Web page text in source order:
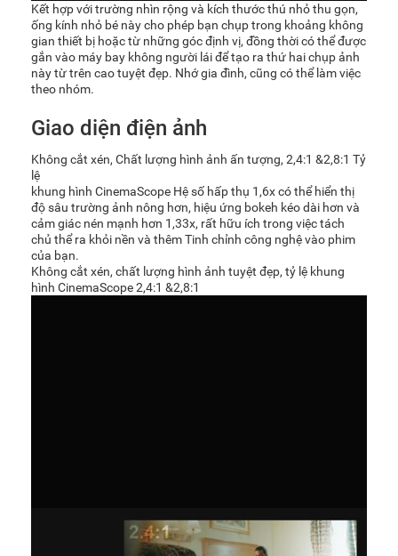
Kết hợp với trường nhìn rộng và kích thước thú nhỏ thu gọn,
ống kính nhỏ bé này cho phép bạn chụp trong khoảng không
gian thiết bị hoặc từ những góc định vị, đồng thời có thể được
gắn vào máy bay không người lái để tạo ra thứ hai chụp ảnh
này từ trên cao tuyệt đẹp. Nhớ gia đình, cũng có thể làm việc
theo nhóm.
Giao diện điện ảnh
Không cắt xén, Chất lượng hình ảnh ấn tượng, 2,4:1 &2,8:1 Tỷ
lệ
khung hình CinemaScope Hệ số hấp thụ 1,6x có thể hiển thị
độ sâu trường ảnh nông hơn, hiệu ứng bokeh kéo dài hơn và
cảm giác nén mạnh hơn 1,33x, rất hữu ích trong việc tách
chủ thể ra khỏi nền và thêm Tinh chỉnh công nghệ vào phim
của bạn.
Không cắt xén, chất lượng hình ảnh tuyệt đẹp, tỷ lệ khung
hình CinemaScope 2,4:1 &2,8:1